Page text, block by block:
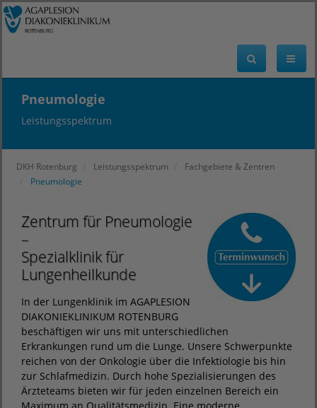
Pneumologie
Leistungsspektrum
DKH Rotenburg Leistungsspektrum
Fachgebiete & Zentren
Pneumologie
Zentrum für Pneumologie
–
Spezialklinik für
Lungenheilkunde
In der Lungenklinik im AGAPLESION
DIAKONIEKLINIKUM ROTENBURG
beschäftigen wir uns mit unterschiedlichen
Erkrankungen rund um die Lunge. Unsere Schwerpunkte
reichen von der Onkologie über die Infektiologie bis hin
zur Schlafmedizin. Durch hohe Spezialisierungen des
Ärzteteams bieten wir für jeden einzelnen Bereich ein